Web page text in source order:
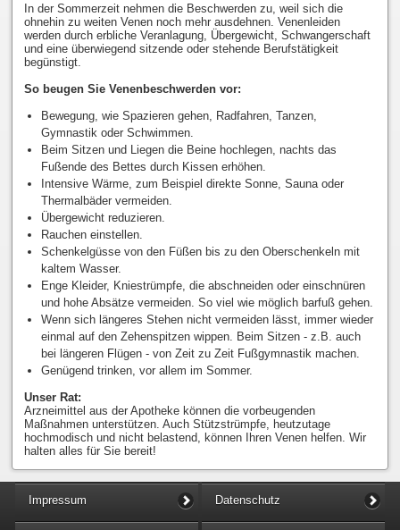
In der Sommerzeit nehmen die Beschwerden zu, weil sich die
ohnehin zu weiten Venen noch mehr ausdehnen. Venenleiden
werden durch erbliche Veranlagung, Übergewicht, Schwangerschaft
und eine überwiegend sitzende oder stehende Berufstätigkeit
begünstigt.
So beugen Sie Venenbeschwerden vor:
Bewegung, wie Spazieren gehen, Radfahren, Tanzen,
Gymnastik oder Schwimmen.
Beim Sitzen und Liegen die Beine hochlegen, nachts das
Fußende des Bettes durch Kissen erhöhen.
Intensive Wärme, zum Beispiel direkte Sonne, Sauna oder
Thermalbäder vermeiden.
Übergewicht reduzieren.
Rauchen einstellen.
Schenkelgüsse von den Füßen bis zu den Oberschenkeln mit
kaltem Wasser.
Enge Kleider, Kniestrümpfe, die abschneiden oder einschnüren
und hohe Absätze vermeiden. So viel wie möglich barfuß gehen.
Wenn sich längeres Stehen nicht vermeiden lässt, immer wieder
einmal auf den Zehenspitzen wippen. Beim Sitzen - z.B. auch
bei längeren Flügen - von Zeit zu Zeit Fußgymnastik machen.
Genügend trinken, vor allem im Sommer.
Unser Rat:
Arzneimittel aus der Apotheke können die vorbeugenden
Maßnahmen unterstützen. Auch Stützstrümpfe, heutzutage
hochmodisch und nicht belastend, können Ihren Venen helfen. Wir
halten alles für Sie bereit!
Impressum Datenschutz